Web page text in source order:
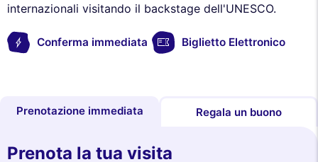
internazionali visitando il backstage dell'UNESCO.
Conferma immediata Biglietto Elettronico
Prenotazione immediata Regala un buono
Prenota la tua visita